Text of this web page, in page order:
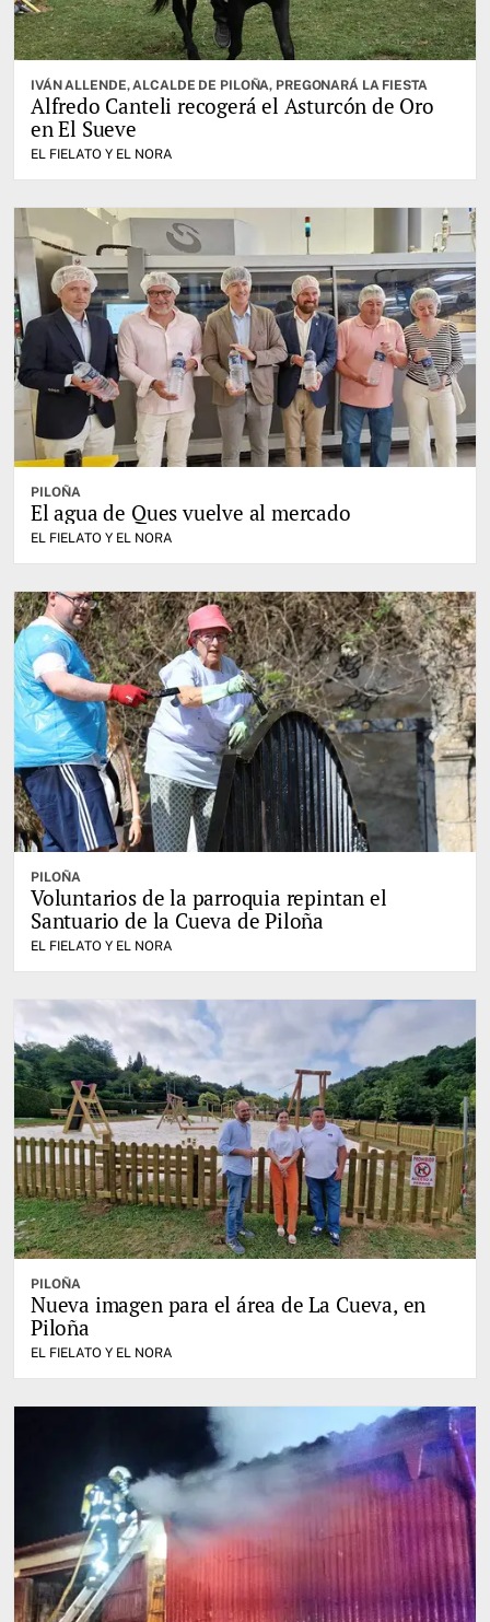
IVÁN ALLENDE, ALCALDE DE PILOÑA, PREGONARÁ LA FIESTA
Alfredo Canteli recogerá el Asturcón de Oro
en El Sueve
EL FIELATO Y EL NORA
PILOÑA
El agua de Ques vuelve al mercado
EL FIELATO Y EL NORA
PILOÑA
Voluntarios de la parroquia repintan el
Santuario de la Cueva de Piloña
EL FIELATO Y EL NORA
PILOÑA
Nueva imagen para el área de La Cueva, en
Piloña
EL FIELATO Y EL NORA